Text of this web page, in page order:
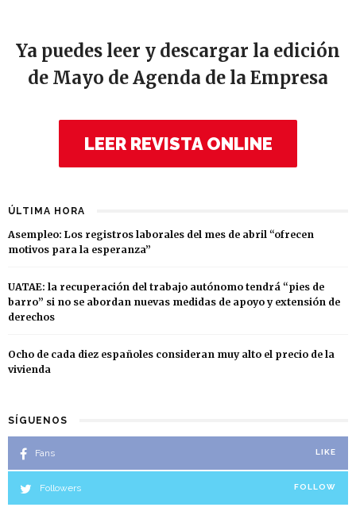
Ya puedes leer y descargar la edición
de Mayo de Agenda de la Empresa
LEER REVISTA ONLINE
ÚLTIMA HORA
Asempleo: Los registros laborales del mes de abril “ofrecen
motivos para la esperanza”
UATAE: la recuperación del trabajo autónomo tendrá “pies de
barro” si no se abordan nuevas medidas de apoyo y extensión de
derechos
Ocho de cada diez españoles consideran muy alto el precio de la
vivienda
SÍGUENOS
Fans LIKE
Followers FOLLOW